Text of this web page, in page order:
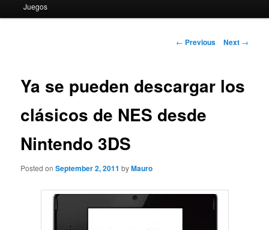
to
Juegos
Post
← Previous Next →
Ya se pueden descargar los
clásicos de NES desde
Nintendo 3DS
Posted onSeptember 2, 2011 byMauro